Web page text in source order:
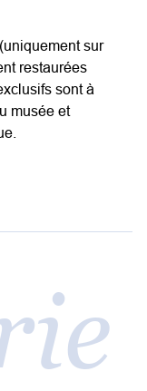
sur
restaurées
sont à
musée et